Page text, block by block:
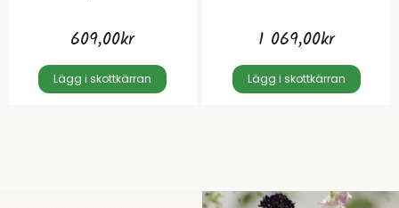
609,00kr
Lägg i skottkärran
1 069,00kr
Lägg i skottkärran